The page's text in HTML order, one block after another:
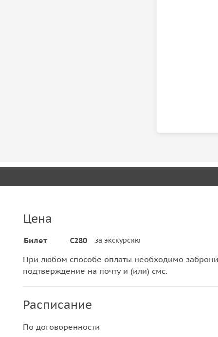
Цена
Билет €280 за экскурсию
При любом способе оплаты необходимо
подтверждение на почту и (или) смс.
Расписание
По договоренности